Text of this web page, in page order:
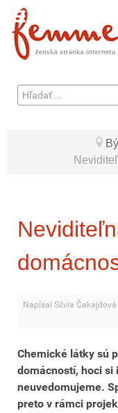
Hľadať
...
Napísal Silvia Čakajdová
Chemické látky sú
domácností, hoci
neuvedomujeme.
preto v rámci